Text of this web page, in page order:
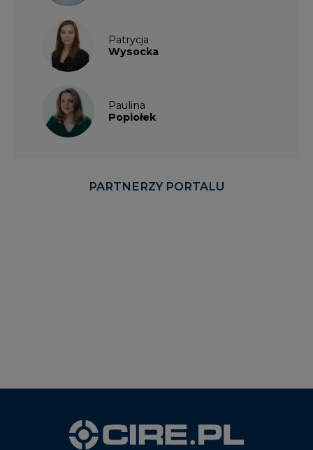
Patrycja
Wysocka
Paulina
Popiołek
PARTNERZY PORTALU